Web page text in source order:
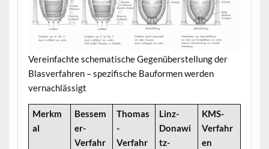
Vereinfachte schematische Gegenüberstellung der
Blasverfahren – spezifische Bauformen werden
vernachlässigt
Merkm
al
Bessem
er-
Verfahr
Thomas
-
Verfahr
Linz-
Donawi
tz-
KMS-
Verfahr
en